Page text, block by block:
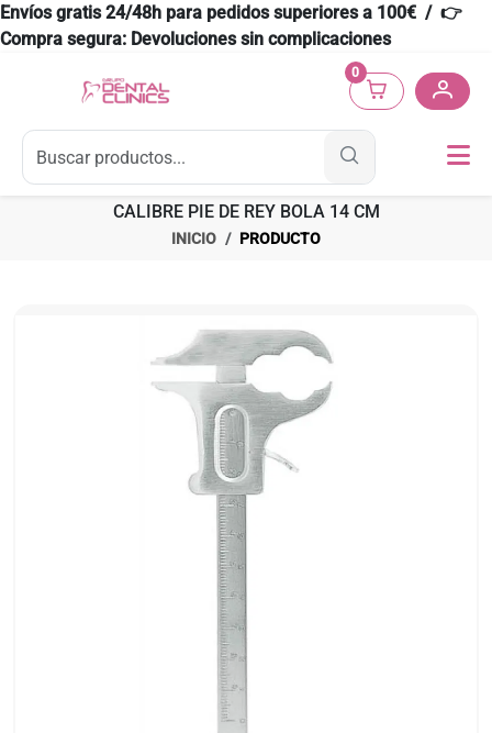
Envíos gratis 24/48h para pedidos superiores a 100€ / 👉
Compra segura: Devoluciones sin complicaciones
0
CALIBRE PIE DE REY BOLA 14 CM
INICIO PRODUCTO